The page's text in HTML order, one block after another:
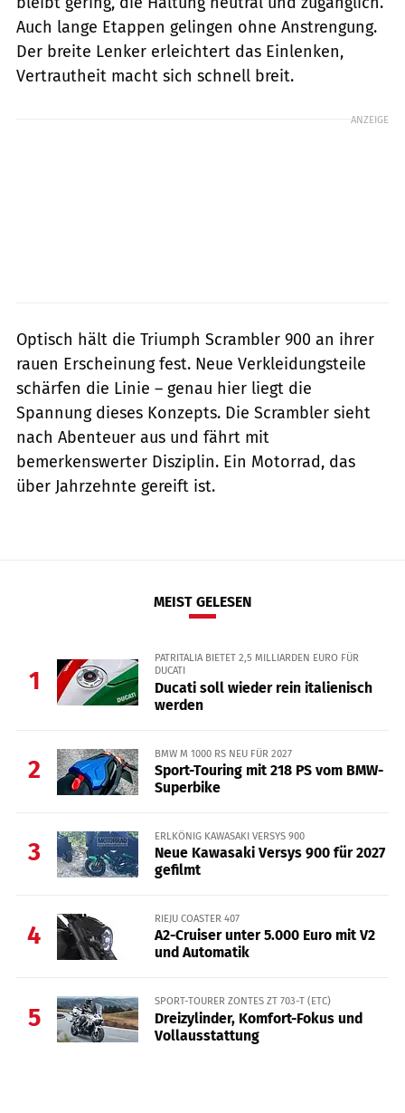
Auch lange Etappen gelingen ohne Anstrengung.
Der breite Lenker erleichtert das Einlenken,
Vertrautheit macht sich schnell breit.
ANZEIGE
Optisch hält die Triumph Scrambler 900 an ihrer
rauen Erscheinung fest. Neue Verkleidungsteile
schärfen die Linie – genau hier liegt die
Spannung dieses Konzepts. Die Scrambler sieht
nach Abenteuer aus und fährt mit
bemerkenswerter Disziplin. Ein Motorrad, das
über Jahrzehnte gereift ist.
MEIST GELESEN
1
PATRITALIA BIETET 2,5 MILLIARDEN EURO FÜR
DUCATI
Ducati soll wieder rein italienisch
werden
2
BMW M 1000 RS NEU FÜR 2027
Sport-Touring mit 218 PS vom BMW-
Superbike
3
ERLKÖNIG KAWASAKI VERSYS 900
Neue Kawasaki Versys 900 für 2027
gefilmt
4
RIEJU COASTER 407
A2-Cruiser unter 5.000 Euro mit V2
und Automatik
5
SPORT-TOURER ZONTES ZT 703-T (ETC)
Dreizylinder, Komfort-Fokus und
Vollausstattung